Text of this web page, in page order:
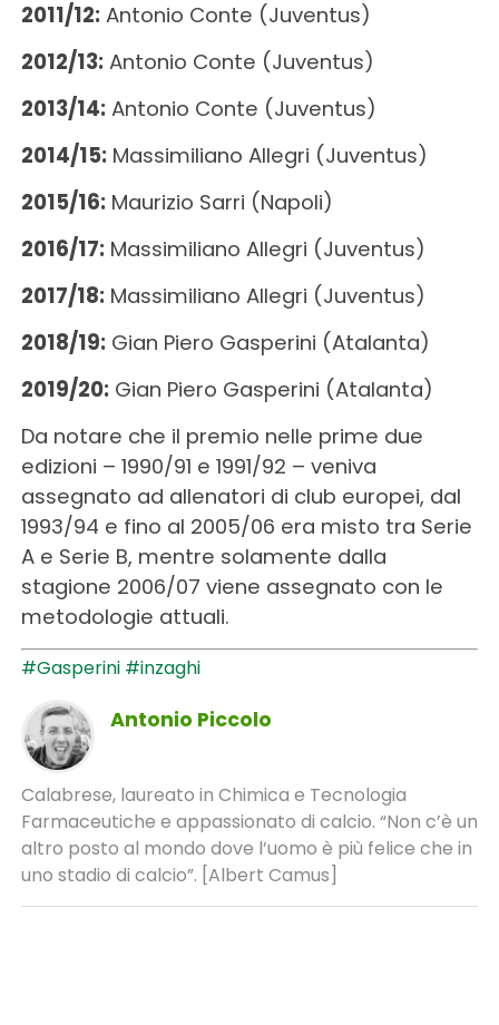
2011/12:Antonio Conte (Juventus)
2012/13:Antonio Conte (Juventus)
2013/14:Antonio Conte (Juventus)
2014/15:Massimiliano Allegri (Juventus)
2015/16:Maurizio Sarri (Napoli)
2016/17:Massimiliano Allegri (Juventus)
2017/18:Massimiliano Allegri (Juventus)
2018/19:Gian Piero Gasperini (Atalanta)
2019/20:Gian Piero Gasperini (Atalanta)
Da notare che il premio nelle prime due
edizioni – 1990/91 e 1991/92 – veniva
assegnato ad allenatori di club europei, dal
1993/94 e fino al 2005/06 era misto tra Serie
A e Serie B, mentre solamente dalla
stagione 2006/07 viene assegnato con le
metodologie attuali.
#Gasperini #inzaghi
Antonio Piccolo
Calabrese, laureato in Chimica e Tecnologia
Farmaceutiche e appassionato di calcio. “Non c’è un
altro posto al mondo dove l’uomo è più felice che in
uno stadio di calcio”. [Albert Camus]